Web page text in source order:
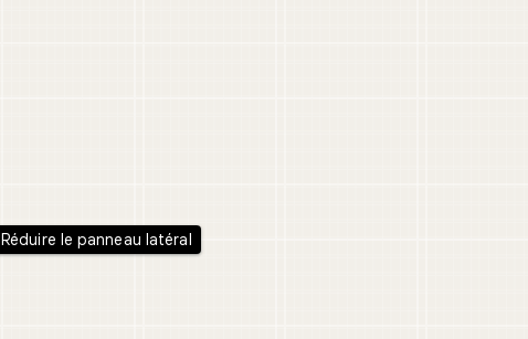
Réduire le panneau latéral